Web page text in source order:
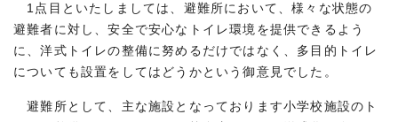
1点目といたしましては、避難所において、様々な状態の
避難者に対し、安全で安心なトイレ環境を提供できるよう
に、洋式トイレの整備に努めるだけではなく、多目的トイレ
についても設置をしてはどうかという御意見でした。
避難所として、主な施設となっております小学校施設のト